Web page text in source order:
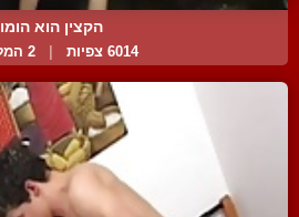
הקצין הוא הומו
6014 צפיות | 2 המלצות